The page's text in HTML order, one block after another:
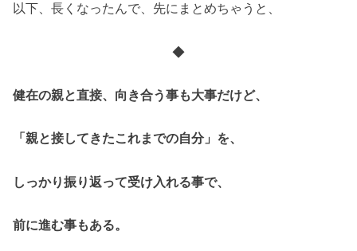
以下、長くなったんで、先にまとめちゃうと、
◆
健在の親と直接、向き合う事も大事だけど、
「親と接してきたこれまでの自分」を、
しっかり振り返って受け入れる事で、
前に進む事もある。